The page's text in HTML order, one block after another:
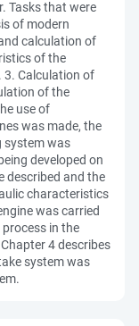
Tasks that were
of modern
calculation of
of the
3. Calculation of
of the
use of
was made, the
system was
developed on
described and the
characteristics
was carried
in the
4 describes
system was